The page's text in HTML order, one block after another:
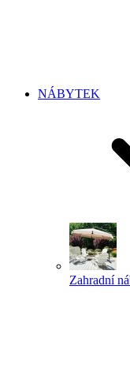
NÁBYTEK
Zahradní